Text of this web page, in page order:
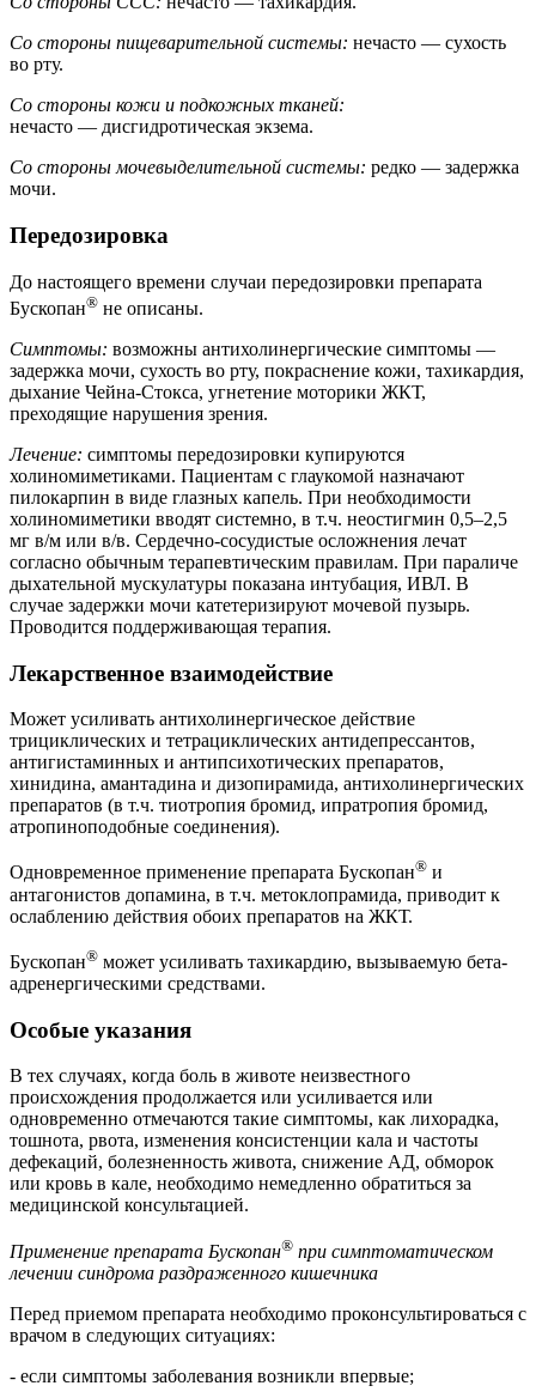
Со стороны пищеварительной системы: нечасто — сухость
во рту.
Со стороны кожи и подкожных тканей:
нечасто — дисгидротическая экзема.
Со стороны мочевыделительной системы: редко — задержка
мочи.
Передозировка
До настоящего времени случаи передозировки препарата
Бускопан® не описаны.
Симптомы: возможны антихолинергические симптомы —
задержка мочи, сухость во рту, покраснение кожи, тахикардия,
дыхание Чейна-Стокса, угнетение моторики ЖКТ,
преходящие нарушения зрения.
Лечение: симптомы передозировки купируются
холиномиметиками. Пациентам с глаукомой назначают
пилокарпин в виде глазных капель. При необходимости
холиномиметики вводят системно, в т.ч. неостигмин 0,5–2,5
мг в/м или в/в. Сердечно-сосудистые осложнения лечат
согласно обычным терапевтическим правилам. При параличе
дыхательной мускулатуры показана интубация, ИВЛ. В
случае задержки мочи катетеризируют мочевой пузырь.
Проводится поддерживающая терапия.
Лекарственное взаимодействие
Может усиливать антихолинергическое действие
трициклических и тетрациклических антидепрессантов,
антигистаминных и антипсихотических препаратов,
хинидина, амантадина и дизопирамида, антихолинергических
препаратов (в т.ч. тиотропия бромид, ипратропия бромид,
атропиноподобные соединения).
Одновременное применение препарата Бускопан® и
антагонистов допамина, в т.ч. метоклопрамида, приводит к
ослаблению действия обоих препаратов на ЖКТ.
Бускопан® может усиливать тахикардию, вызываемую бета-
адренергическими средствами.
Особые указания
В тех случаях, когда боль в животе неизвестного
происхождения продолжается или усиливается или
одновременно отмечаются такие симптомы, как лихорадка,
тошнота, рвота, изменения консистенции кала и частоты
дефекаций, болезненность живота, снижение АД, обморок
или кровь в кале, необходимо немедленно обратиться за
медицинской консультацией.
Применение препарата Бускопан® при симптоматическом
лечении синдрома раздраженного кишечника
Перед приемом препарата необходимо проконсультироваться с
врачом в следующих ситуациях:
- если симптомы заболевания возникли впервые;